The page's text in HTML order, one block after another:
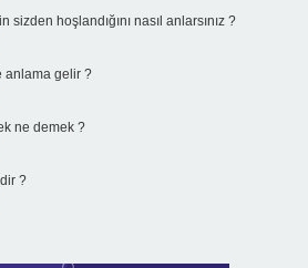
sizden hoşlandığını nasıl anlarsınız ?
anlama gelir ?
ne demek ?
?